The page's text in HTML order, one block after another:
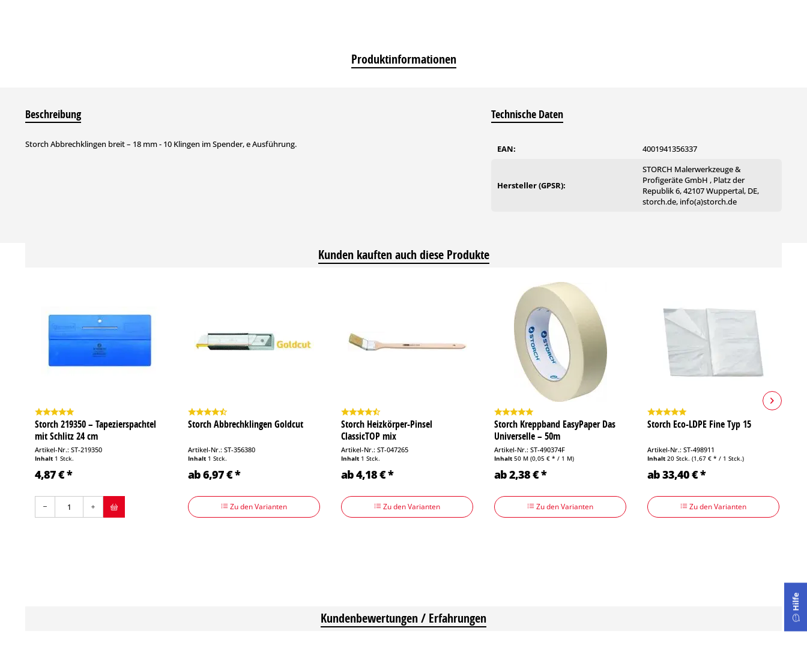
Produktinformationen
Beschreibung
Storch Abbrechklingen breit – 18 mm - 10 Klingen im Spender, e Ausführung.
Technische Daten
EAN: 4001941356337
Hersteller (GPSR):
STORCH Malerwerkzeuge &
Profigeräte GmbH , Platz der
Republik 6, 42107 Wuppertal, DE,
storch.de, info(a)storch.de
Kunden kauften auch diese Produkte
Storch 219350 – Tapezierspachtel
mit Schlitz 24 cm
Artikel-Nr.: ST-219350
Inhalt 1 Stck.
4,87 € *
Storch Abbrechklingen Goldcut
Artikel-Nr.: ST-356380
Inhalt 1 Stck.
ab 6,97 € *
Zu den Varianten
Storch Heizkörper-Pinsel
ClassicTOP mix
Artikel-Nr.: ST-047265
Inhalt 1 Stck.
ab 4,18 € *
Zu den Varianten
Storch Kreppband EasyPaper Das
Universelle – 50m
Artikel-Nr.: ST-490374F
Inhalt 50 M (0,05 € * / 1 M)
ab 2,38 € *
Zu den Varianten
Storch Eco-LDPE Fine Typ 15
Artikel-Nr.: ST-498911
Inhalt 20 Stck. (1,67 € * / 1 Stck.)
ab 33,40 € *
Zu den Varianten
Kundenbewertungen / Erfahrungen
Hilfe